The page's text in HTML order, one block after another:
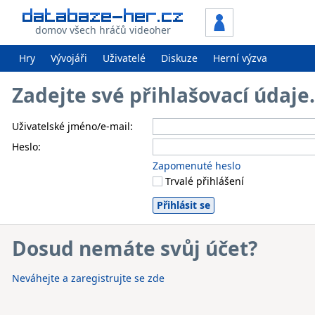
domov všech hráčů videoher
Hry Vývojáři Uživatelé Diskuze Herní výzva
Zadejte své přihlašovací
Uživatelské jméno/e-mail:
Heslo:
Zapomenuté heslo
Trvalé přihlášení
Dosud nemáte svůj účet?
Neváhejte a zaregistrujte se zde